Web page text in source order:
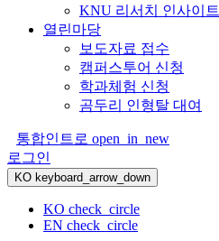
KNU 리서치 인사이트
열린마당
보도자료 접수
캠퍼스투어 신청
학과체험 신청
곰두리 인형탈 대여
통합인트로 open_in_new
로그인
KO keyboard_arrow_down
KO check_circle
EN check_circle